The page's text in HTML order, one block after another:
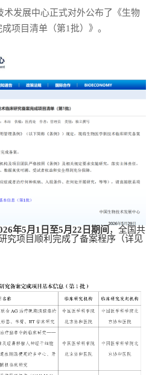
术发展中心正式对外公布了《生物
项目清单（第1批）》。
年5月1日至5月22日期间 ，全国共
究项目顺利完成了备案程序（详见